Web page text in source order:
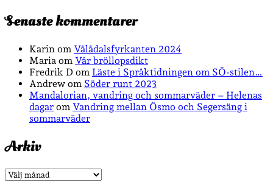
Senaste kommentarer
Karin om Vålådalsfyrkanten 2024
Maria om Vår bröllopsdikt
Fredrik D om Läste i Språktidningen om SÖ-stilen…
Andrew om Söder runt 2023
Mandalorian, vandring och sommarväder – Helenas
dagar om Vandring mellan Ösmo och Segersäng i
sommarväder
Arkiv
Arkiv